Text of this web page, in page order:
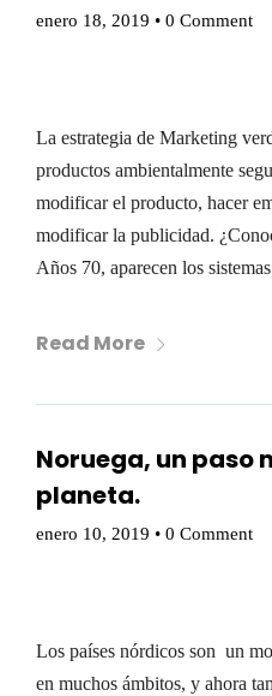
enero 18, 2019 • 0 Comment
La estrategia de Marketing
productos ambientalmente
modificar el producto, hacer
modificar la publicidad.
Años 70, aparecen los
Read More
Noruega, un paso
planeta.
enero 10, 2019 • 0 Comment
Los países nórdicos son un
en muchos ámbitos, y ahora